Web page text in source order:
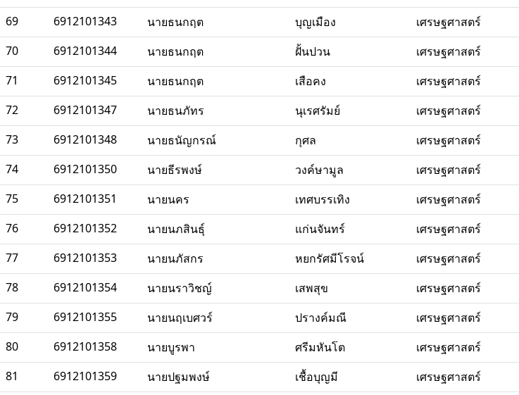
69
6912101343 นายธนกฤต บุญเมือง เศรษฐศาสตร์
70
6912101344 นายธนกฤต ฝั้นปวน เศรษฐศาสตร์
71
6912101345 นายธนกฤต เสือคง เศรษฐศาสตร์
72
6912101347 นายธนภัทร นุเรศรัมย์ เศรษฐศาสตร์
73
6912101348 นายธนัญกรณ์ กุศล เศรษฐศาสตร์
74
6912101350 นายธีรพงษ์ วงค์ษามูล เศรษฐศาสตร์
75
6912101351 นายนคร เทศบรรเทิง เศรษฐศาสตร์
76
6912101352 นายนภสินธุ์ แก่นจันทร์ เศรษฐศาสตร์
77
6912101353 นายนภัสกร หยกรัศมีโรจน์ เศรษฐศาสตร์
78
6912101354 นายนราวิชญ์ เสพสุข เศรษฐศาสตร์
79
6912101355 นายนฤเบศวร์ ปรางค์มณี เศรษฐศาสตร์
80
6912101358 นายบูรพา ศรีมหันโต เศรษฐศาสตร์
81
6912101359 นายปฐมพงษ์ เชื้อบุญมี เศรษฐศาสตร์